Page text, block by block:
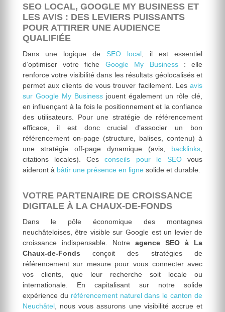
SEO LOCAL, GOOGLE MY BUSINESS ET
LES AVIS : DES LEVIERS PUISSANTS
POUR ATTIRER UNE AUDIENCE
QUALIFIÉE
Dans une logique de SEO local, il est essentiel
d’optimiser votre fiche Google My Business: elle
renforce votre visibilité dans les résultats géolocalisés et
permet aux clients de vous trouver facilement. Lesavis
sur Google My Businessjouent également un rôle clé,
en influençant à la fois le positionnement et la confiance
des utilisateurs. Pour une stratégie de référencement
efficace, il est donc crucial d’associer un bon
référencement on-page (structure, balises, contenu) à
une stratégie off-page dynamique (avis, backlinks,
citations locales). Cesconseils pour le SEO vous
aideront à bâtir une présence en lignesolide et durable.
VOTRE PARTENAIRE DE CROISSANCE
DIGITALE À LA CHAUX-DE-FONDS
Dans le pôle économique des montagnes
neuchâteloises, être visible sur Google est un levier de
croissance indispensable. Notre agence SEO à La
Chaux-de-Fonds conçoit des stratégies de
référencement sur mesure pour vous connecter avec
vos clients, que leur recherche soit locale ou
internationale. En capitalisant sur notre solide
expérience du référencement naturel dans le canton de
Neuchâtel, nous vous assurons une visibilité accrue et